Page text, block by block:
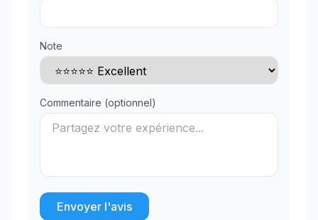
Note
Commentaire (optionnel)
Envoyer l'avis